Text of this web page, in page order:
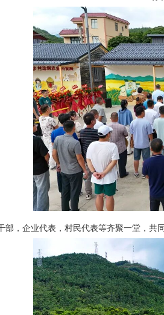
部，企业代表，村民代表等齐聚一堂，共